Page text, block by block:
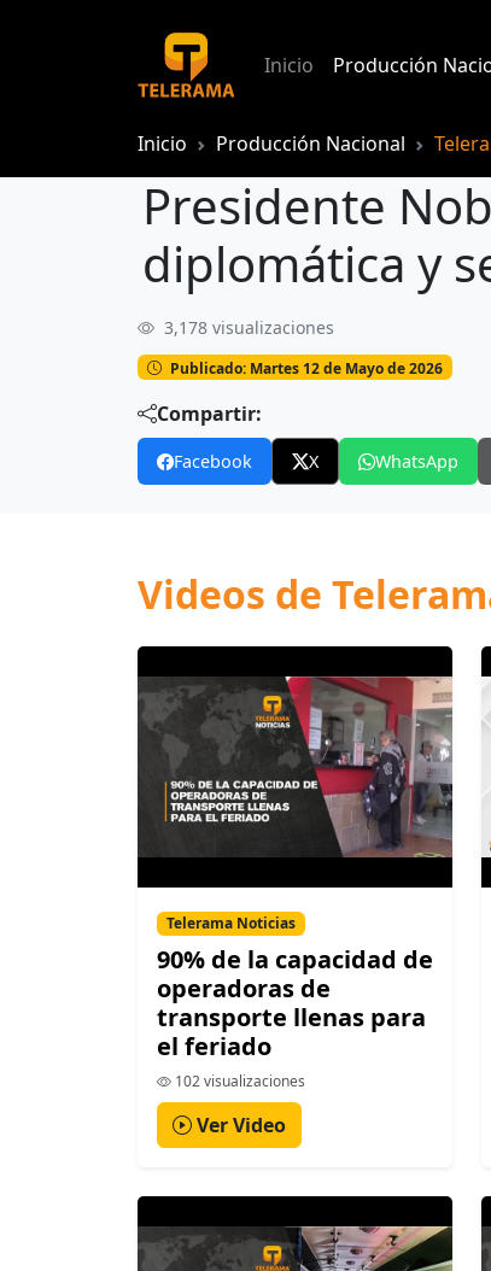
Inicio Producción
Inicio Producción Nacional
Presidente
diplomática y
3,178 visualizaciones
Publicado: Martes 12 de Mayo de 2026
Compartir:
Facebook X WhatsApp
Videos de
Telerama Noticias
90% de la capacidad de
operadoras de
transporte llenas para
el feriado
102 visualizaciones
Ver Video